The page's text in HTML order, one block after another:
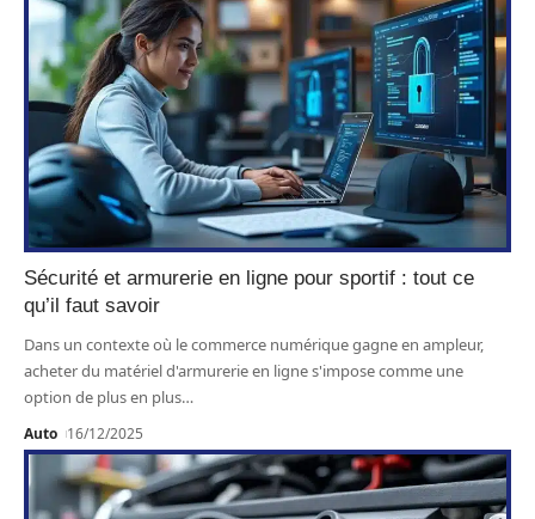
Sécurité et armurerie en ligne pour sportif : tout ce
qu’il faut savoir
Dans un contexte où le commerce numérique gagne en ampleur,
acheter du matériel d'armurerie en ligne s'impose comme une
option de plus en plus…
Auto 16/12/2025